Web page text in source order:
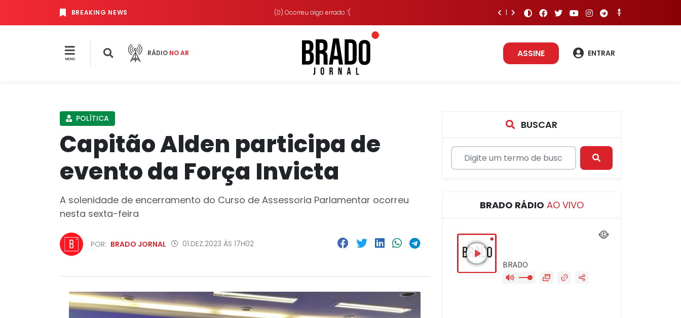
BREAKING NEWS (0) Ocorreu algo errado :'(
MENU
RÁDIO NO AR ASSINE ENTRAR
POLÍTICA
Capitão Alden participa de
evento da Força Invicta
A solenidade de encerramento do Curso de Assessoria Parlamentar ocorreu
nesta sexta-feira
POR: BRADO JORNAL 01.DEZ.2023 ÀS 17H02
BUSCAR
BRADO RÁDIO AO VIVO